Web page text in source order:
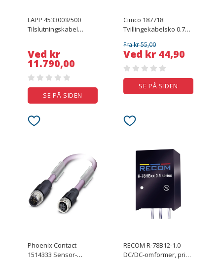
LAPP 4533003/500
Tilslutningskabel
Ved kr
11.790,00
SE PÅ SIDEN
Cimco 187718
Tvillingekabelsko 0.75
100 stk
Fra kr 55,00
Ved kr 44,90
SE PÅ SIDEN
Phoenix Contact
1514333 Sensor-
RECOM R-78B12-1.0
DC/DC-omformer, print